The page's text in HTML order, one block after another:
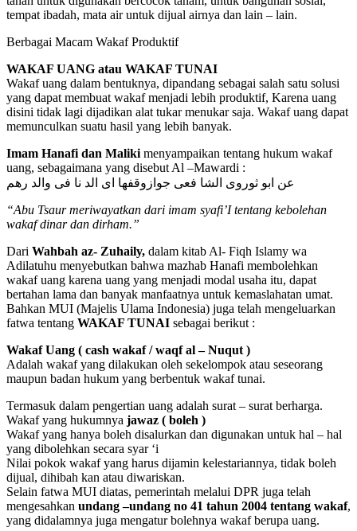
tempat ibadah, mata air untuk dijual airnya dan lain – lain.
Berbagai Macam Wakaf Produktif
WAKAF UANG atau WAKAF TUNAI
Wakaf uang dalam bentuknya, dipandang sebagai salah satu solusi
yang dapat membuat wakaf menjadi lebih produktif, Karena uang
disini tidak lagi dijadikan alat tukar menukar saja. Wakaf uang dapat
memunculkan suatu hasil yang lebih banyak.
Imam Hanafi dan Maliki menyampaikan tentang hukum wakaf
uang, sebagaimana yang disebut Al –Mawardi :
عن ابو ثوروى الشا فعى جوازوقفها اى الد نا فى والد رهم
“Abu Tsaur meriwayatkan dari imam syafi’I tentang kebolehan
wakaf dinar dan dirham.”
Dari Wahbah az- Zuhaily, dalam kitab Al- Fiqh Islamy wa
Adilatuhu menyebutkan bahwa mazhab Hanafi membolehkan
wakaf uang karena uang yang menjadi modal usaha itu, dapat
bertahan lama dan banyak manfaatnya untuk kemaslahatan umat.
Bahkan MUI (Majelis Ulama Indonesia) juga telah mengeluarkan
fatwa tentang WAKAF TUNAI sebagai berikut :
Wakaf Uang ( cash wakaf / waqf al – Nuqut )
Adalah wakaf yang dilakukan oleh sekelompok atau seseorang
maupun badan hukum yang berbentuk wakaf tunai.
Termasuk dalam pengertian uang adalah surat – surat berharga.
Wakaf yang hukumnya jawaz ( boleh )
Wakaf yang hanya boleh disalurkan dan digunakan untuk hal – hal
yang dibolehkan secara syar ‘i
Nilai pokok wakaf yang harus dijamin kelestariannya, tidak boleh
dijual, dihibah kan atau diwariskan.
Selain fatwa MUI diatas, pemerintah melalui DPR juga telah
mengesahkan undang –undang no 41 tahun 2004 tentang wakaf,
yang didalamnya juga mengatur bolehnya wakaf berupa uang.